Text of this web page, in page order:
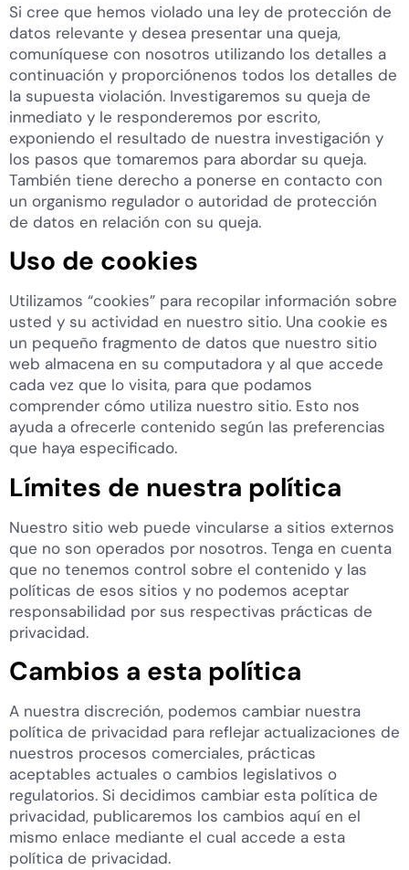
Si cree que hemos violado una ley de protección de
datos relevante y desea presentar una queja,
comuníquese con nosotros utilizando los detalles a
continuación y proporciónenos todos los detalles de
la supuesta violación. Investigaremos su queja de
inmediato y le responderemos por escrito,
exponiendo el resultado de nuestra investigación y
los pasos que tomaremos para abordar su queja.
También tiene derecho a ponerse en contacto con
un organismo regulador o autoridad de protección
de datos en relación con su queja.
Uso de cookies
Utilizamos “cookies” para recopilar información sobre
usted y su actividad en nuestro sitio. Una cookie es
un pequeño fragmento de datos que nuestro sitio
web almacena en su computadora y al que accede
cada vez que lo visita, para que podamos
comprender cómo utiliza nuestro sitio. Esto nos
ayuda a ofrecerle contenido según las preferencias
que haya especificado.
Límites de nuestra política
Nuestro sitio web puede vincularse a sitios externos
que no son operados por nosotros. Tenga en cuenta
que no tenemos control sobre el contenido y las
políticas de esos sitios y no podemos aceptar
responsabilidad por sus respectivas prácticas de
privacidad.
Cambios a esta política
A nuestra discreción, podemos cambiar nuestra
política de privacidad para reflejar actualizaciones de
nuestros procesos comerciales, prácticas
aceptables actuales o cambios legislativos o
regulatorios. Si decidimos cambiar esta política de
privacidad, publicaremos los cambios aquí en el
mismo enlace mediante el cual accede a esta
política de privacidad.